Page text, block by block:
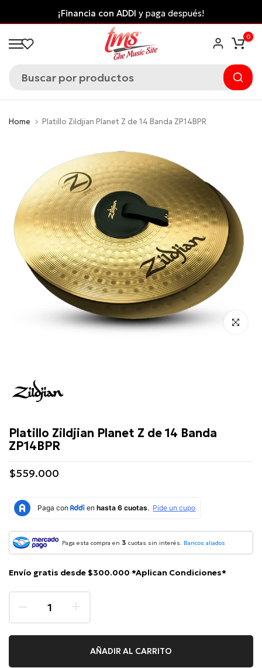
al
contenido
¡Financia con ADDI y paga después!
0
Home Platillo Zildjian Planet Z de 14 Banda ZP14BPR
Click para
Platillo Zildjian Planet Z de 14 Banda
ZP14BPR
$559.000
Paga esta compra en 3 cuotas sin interés. Bancos aliados
Envío gratis desde $300.000 *Aplican Condiciones*
AÑADIR AL CARRITO